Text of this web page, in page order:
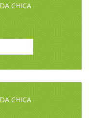
CHICA
CHICA